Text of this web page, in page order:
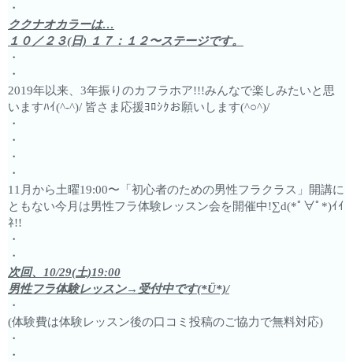
・
ククナオカラーは…
１０／２３(日) １７：１２〜ステージです。
・
・
2019年以来、3年振りのカフラホア!!!みんなで楽しみたいと思
いますﾊｲ(^-^)/ 皆さま応援ﾖﾛｼｸお願いします(^○^)/
・
・
・
・
11月から土曜19:00〜「初心者のための男性フラクラス」開講に
ともない今月は男性フラ体験レッスン会を開催中!∑d(*ﾟ∀ﾟ*)ｲｲ
ﾈ!!‪
・
・
次回、10/29(土)19:00
男性フラ体験レッスン→受付中です(*Ü*)/
・
(体験費は体験レッスン後の口コミ投稿のご協力で無料対応)
・
・